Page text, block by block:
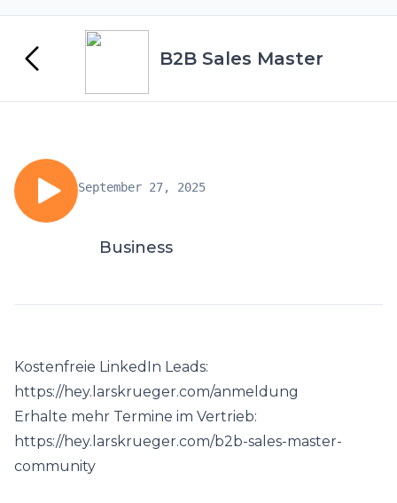
B2B Sales Master
September 27, 2025
Business
Kostenfreie LinkedIn Leads:
https://hey.larskrueger.com/anmeldung
Erhalte mehr Termine im Vertrieb:
https://hey.larskrueger.com/b2b-sales-master-
community